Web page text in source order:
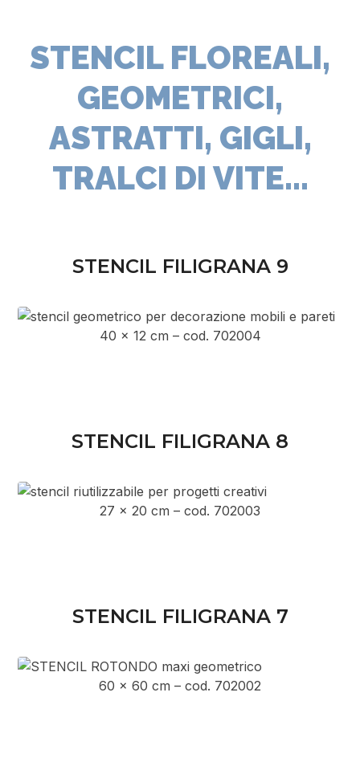
STENCIL FLOREALI,
GEOMETRICI,
ASTRATTI, GIGLI,
TRALCI DI VITE...
STENCIL FILIGRANA 9
40 x 12 cm – cod. 702004
STENCIL FILIGRANA 8
27 x 20 cm – cod. 702003
STENCIL FILIGRANA 7
60 x 60 cm – cod. 702002